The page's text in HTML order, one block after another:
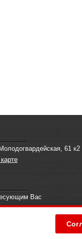
61 к2
Вас
info@offroad.su
437 (2) ГК РФ. Чтобы